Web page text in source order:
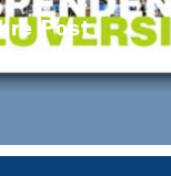
Post